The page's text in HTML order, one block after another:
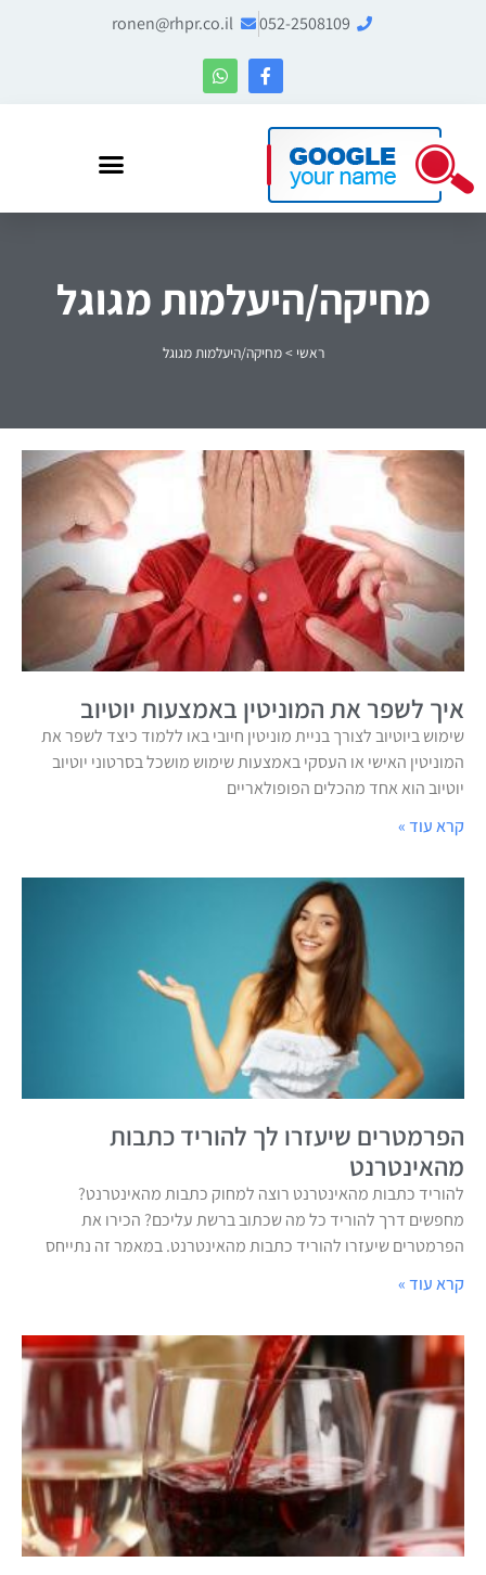
052-2508109
ronen@rhpr.co.il
מחיקה/היעלמות מגוגל
ראשי >מחיקה/היעלמות מגוגל
איך לשפר את המוניטין באמצעות יוטיוב
שימוש ביוטיוב לצורך בניית מוניטין חיובי באו ללמוד כיצד לשפר את
המוניטין האישי או העסקי באמצעות שימוש מושכל בסרטוני יוטיוב
יוטיוב הוא אחד מהכלים הפופולאריים
קרא עוד »
הפרמטרים שיעזרו לך להוריד כתבות
מהאינטרנט
להוריד כתבות מהאינטרנט רוצה למחוק כתבות מהאינטרנט?
מחפשים דרך להוריד כל מה שכתוב ברשת עליכם? הכירו את
הפרמטרים שיעזרו להוריד כתבות מהאינטרנט. במאמר זה נתייחס
קרא עוד »